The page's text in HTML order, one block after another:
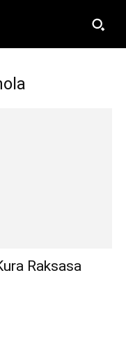
Raksasa